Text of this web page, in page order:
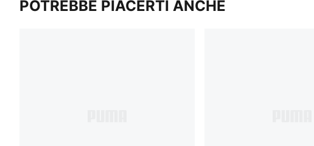
POTREBBE PIACERTI ANCHE